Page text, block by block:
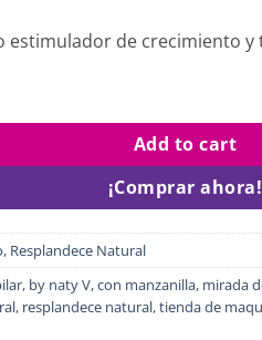
estimulador de crecimiento
Rubio 250ml quantity
Add to cart
¡Comprar ahora!
, Resplandece Natural
, by naty V,con manzanilla, mirada
, resplandece natural,tienda de